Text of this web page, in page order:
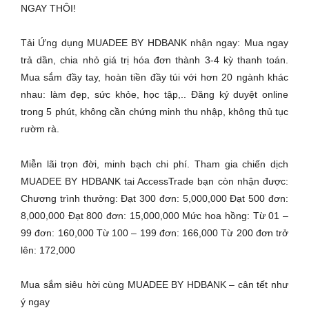
NGAY THÔI!
Tải Ứng dụng MUADEE BY HDBANK nhận ngay: Mua ngay
trả dần, chia nhỏ giá trị hóa đơn thành 3-4 kỳ thanh toán.
Mua sắm đầy tay, hoàn tiền đầy túi với hơn 20 ngành khác
nhau: làm đẹp, sức khỏe, học tập,.. Đăng ký duyệt online
trong 5 phút, không cần chứng minh thu nhập, không thủ tục
rườm rà.
Miễn lãi trọn đời, minh bạch chi phí. Tham gia chiến dịch
MUADEE BY HDBANK tai AccessTrade bạn còn nhận được:
Chương trình thưởng: Đạt 300 đơn: 5,000,000 Đạt 500 đơn:
8,000,000 Đạt 800 đơn: 15,000,000 Mức hoa hồng: Từ 01 –
99 đơn: 160,000 Từ 100 – 199 đơn: 166,000 Từ 200 đơn trở
lên: 172,000
Mua sắm siêu hời cùng MUADEE BY HDBANK – cân tết như
ý ngay